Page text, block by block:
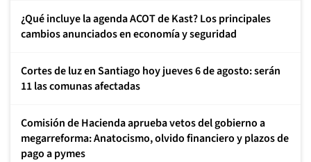
¿Qué incluye la agenda ACOT de Kast? Los principales
cambios anunciados en economía y seguridad
Cortes de luz en Santiago hoy jueves 6 de agosto: serán
11 las comunas afectadas
Comisión de Hacienda aprueba vetos del gobierno a
megarreforma: Anatocismo, olvido financiero y plazos de
pago a pymes